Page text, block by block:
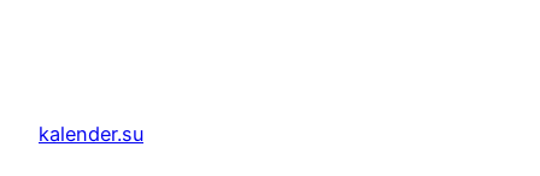
kalender.su